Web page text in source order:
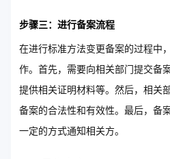
步骤三：进行备案流程
在进行标准方法变更备案的过程中
作。首先，需要向相关部门提交备
提供相关证明材料等。然后，相关
备案的合法性和有效性。最后，备
一定的方式通知相关方。